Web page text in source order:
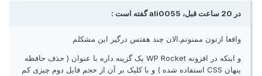
در 20 ساعت قبل، ali0055 گفته است :
واقعا ازتون ممنونم.الان چند هفتس درگیر این مشکلم
و اینکه در افزونه WP Rocket یک گزینه داره با عنوان ( حذف حافظه
پنهان CSS استفاده شده ) و با کلیک بر آن از حجم فایل دوم چیزی کم